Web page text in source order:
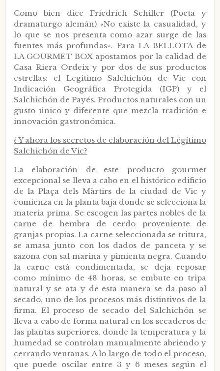
Como bien dice Friedrich Schiller (Poeta y
dramaturgo alemán) «No existe la casualidad, y
lo que se nos presenta como azar surge de las
fuentes más profundas». Para LA BELLOTA de
LA GOURMET BOX apostamos por la calidad de
Casa Riera Ordeix y por dos de sus productos
estrellas: el Legítimo Salchichón de Vic con
Indicación Geográfica Protegida (IGP) y el
Salchichón de Payés. Productos naturales con un
gusto único y diferente que mezcla tradición e
innovación gastronómica.
¿ Y ahora los secretos de elaboración del Légítimo
Salchichón de Vic?
La elaboración de este producto gourmet
excepcional se lleva a cabo en el histórico edificio
de la Plaça dels Màrtirs de la ciudad de Vic y
comienza en la planta baja donde se selecciona la
materia prima. Se escogen las partes nobles de la
carne de hembra de cerdo proveniente de
granjas propias. La carne seleccionada se tritura,
se amasa junto con los dados de panceta y se
sazona con sal marina y pimienta negra. Cuando
la carne está condimentada, se deja reposar
como mínimo de 48 horas, se embute en tripa
natural y se ata y de esta manera se da paso al
secado, uno de los procesos más distintivos de la
firma. El proceso de secado del Salchichón se
lleva a cabo de forma natural en los secaderos de
las plantas superiores, donde la temperatura y la
humedad se controlan manualmente abriendo y
cerrando ventanas. A lo largo de todo el proceso,
que puede oscilar entre 3 y 6 meses según el